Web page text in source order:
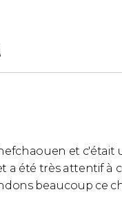
et c'était
a été très attentif à
beaucoup ce